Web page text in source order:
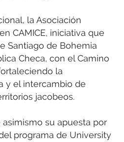
la Asociación
CAMICE, iniciativa que
Santiago de Bohemia
Checa, con el Camino
la
y el intercambio de
jacobeos.
su apuesta por
programa de University